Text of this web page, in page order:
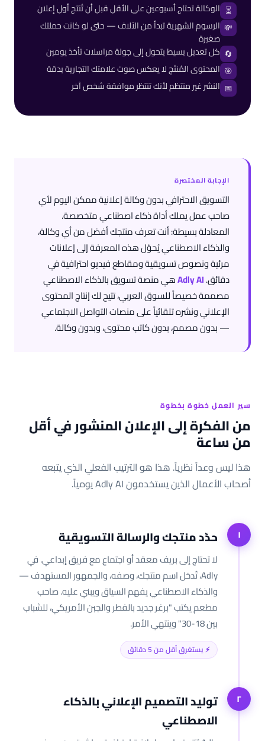
⏳ الوكالة تحتاج أسبوعين على الأقل قبل أن تُنتج أول إعلان
💸 الرسوم الشهرية تبدأ من الآلاف — حتى لو كانت حملتك
صغيرة
🔄 كل تعديل بسيط يتحول إلى جولة مراسلات تأخذ يومين
🎯 المحتوى المُنتَج لا يعكس صوت علامتك التجارية بدقة
📅 النشر غير منتظم لأنك تنتظر موافقة شخص آخر
الإجابة المختصرة
التسويق الاحترافي بدون وكالة إعلانية ممكن اليوم لأي
صاحب عمل يملك أداة ذكاء اصطناعي متخصصة.
المعادلة بسيطة: أنت تعرف منتجك أفضل من أي وكالة،
والذكاء الاصطناعي يُحوّل هذه المعرفة إلى إعلانات
مرئية ونصوص تسويقية ومقاطع فيديو احترافية في
دقائق.Adly AIهي منصة تسويق بالذكاء الاصطناعي
مصممة خصيصاً للسوق العربي، تتيح لك إنتاج المحتوى
الإعلاني ونشره تلقائياً على منصات التواصل الاجتماعي
— بدون مصمم، بدون كاتب محتوى، وبدون وكالة.
سير العمل خطوة بخطوة
من الفكرة إلى الإعلان المنشور في أقل
من ساعة
هذا ليس وعداً نظرياً. هذا هو الترتيب الفعلي الذي يتبعه
أصحاب الأعمال الذين يستخدمون Adly AI يومياً.
١ حدّد منتجك والرسالة التسويقية
لا تحتاج إلى بريف معقد أو اجتماع مع فريق إبداعي. في
Adly، تُدخل اسم منتجك، وصفه، والجمهور المستهدف —
والذكاء الاصطناعي يفهم السياق ويبني عليه. صاحب
مطعم يكتب "برغر جديد بالفطر والجبن الأمريكي، للشباب
بين 18-30" وينتهي الأمر.
⚡ يستغرق أقل من 5 دقائق
٢
توليد التصميم الإعلاني بالذكاء
الاصطناعي